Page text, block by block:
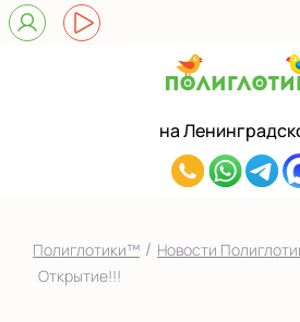
наВыберите центр
на 8(902)446-
Полиглотики™ / Новости
Открытие!!!